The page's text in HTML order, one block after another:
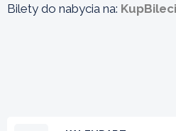
Bilety do nabycia na: